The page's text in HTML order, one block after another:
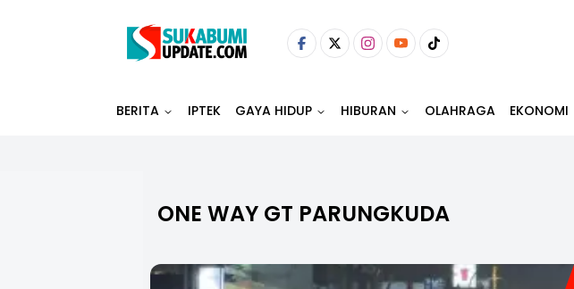
BERITA IPTEK GAYA HIDUP HIBURAN OLAHRAGA EKONOMI
ONE WAY GT PARUNGKUDA